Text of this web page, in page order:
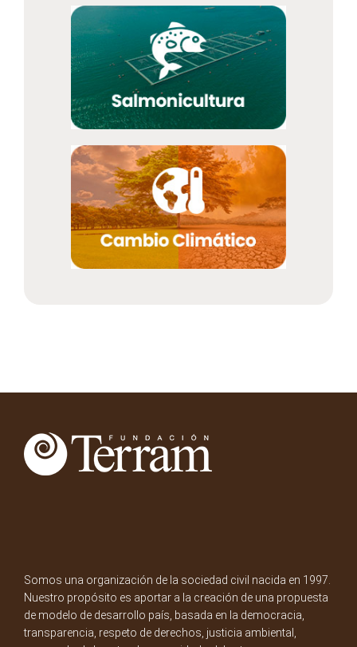
Somos una organización de la sociedad civil nacida en 1997.
Nuestro propósito es aportar a la creación de una propuesta
de modelo de desarrollo país, basada en la democracia,
transparencia, respeto de derechos, justicia ambiental,